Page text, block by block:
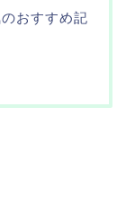
おすすめ記